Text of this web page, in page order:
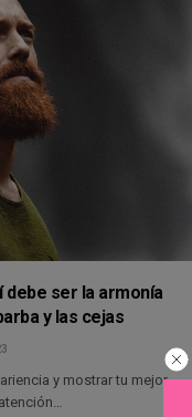
ser la armonía
y las cejas
y mostrar tu mejor